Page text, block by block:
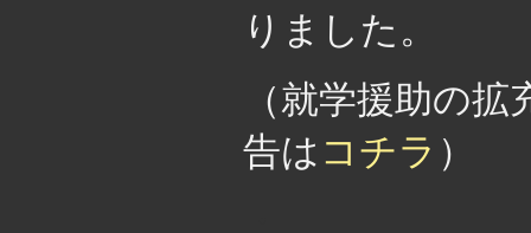
りました。
（就学援助の
告は コチラ ）